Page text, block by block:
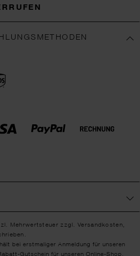
Mehrwertsteuer zzgl.Versandkosten,
bei erstmaliger Anmeldung für unseren
Gutschein für unseren Online-Shop.